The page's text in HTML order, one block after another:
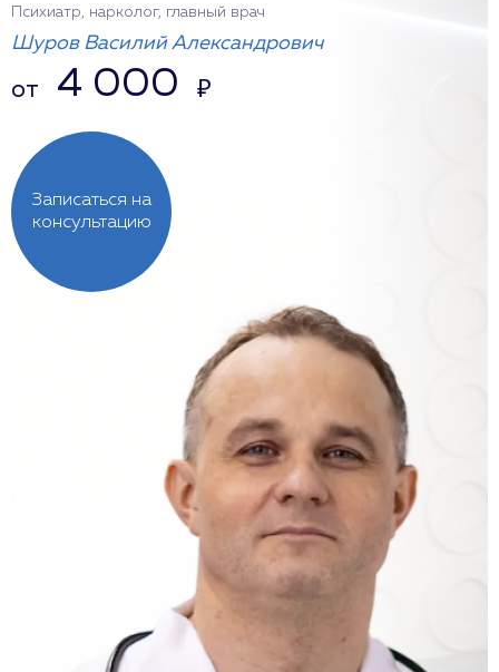
Записаться на
консультацию
Психиатр, нарколог, главный врач
Шуров Василий Александрович
от 4 000 ₽